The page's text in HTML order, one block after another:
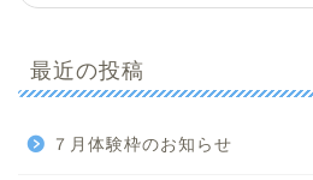
最近の投稿
７月体験枠のお知らせ